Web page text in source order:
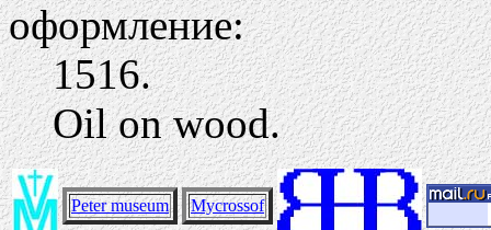
оформление:
1516.
Oil on wood.
Peter museum Mycrossof